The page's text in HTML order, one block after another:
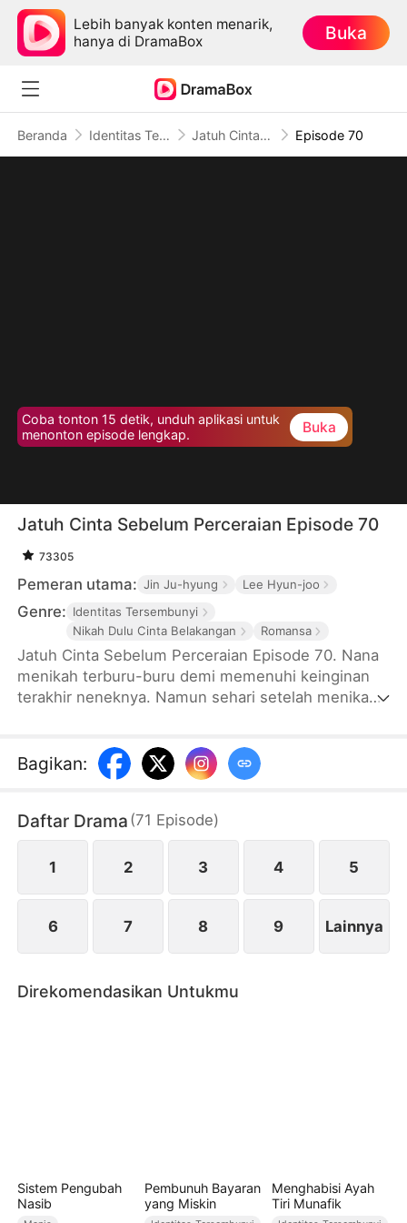
Lebih banyak konten menarik,
hanya di DramaBox
Buka
Beranda Identitas Tersembunyi Jatuh Cinta Sebelum Perceraian Episode 70
Coba tonton 15 detik, unduh aplikasi untuk
menonton episode lengkap.
Buka
Jatuh Cinta Sebelum Perceraian Episode 70
73305
Pemeran utama: Jin Ju-hyung Lee Hyun-joo
Genre: Identitas Tersembunyi
Nikah Dulu Cinta Belakangan
Romansa
Jatuh Cinta Sebelum Perceraian Episode 70. Nana
menikah terburu-buru demi memenuhi keinginan
terakhir neneknya. Namun sehari setelah menikah,
pria itu kembali sebagai presiden direktur
perusahaan. Wajahnya terasa asing sekaligus
terkejut. Meski telah sah sebagai suami istri,
keduanya justru seperti dua orang asing yang jatuh
cinta untuk pertama kalinya.
Bagikan:
Daftar Drama (71 Episode)
1 2 3 4 5
6 7 8 9 Lainnya
Direkomendasikan Untukmu
Sistem Pengubah
Nasib
Pembunuh Bayaran
yang Miskin
Menghabisi Ayah
Tiri Munafik